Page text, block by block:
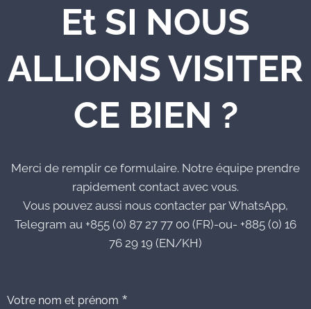
Et SI NOUS
ALLIONS VISITER
CE BIEN ?
Merci de remplir ce formulaire. Notre équipe prendre
rapidement contact avec vous.
Vous pouvez aussi nous contacter par WhatsApp,
Telegram au +855 (0) 87 27 77 00 (FR)-ou- +885 (0) 16
76 29 19 (EN/KH)
Votre nom et prénom